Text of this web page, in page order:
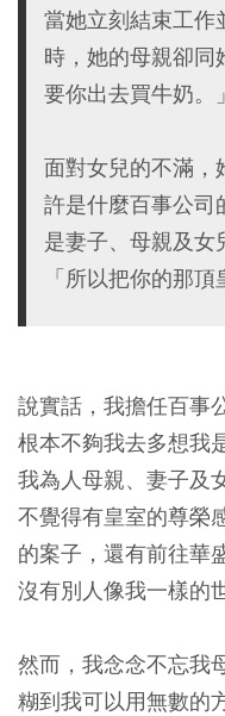
當她立刻結束工作
時，她的母親卻同
要你出去買牛奶。」
面對女兒的不滿，
許是什麼百事公司
是妻子、母親及女
「所以把你的那頂
說實話，我擔任百事
根本不夠我去多想我
我為人母親、妻子及
不覺得有皇室的尊榮
的案子，還有前往華
沒有別人像我一樣的
然而，我念念不忘我
糊到我可以用無數的